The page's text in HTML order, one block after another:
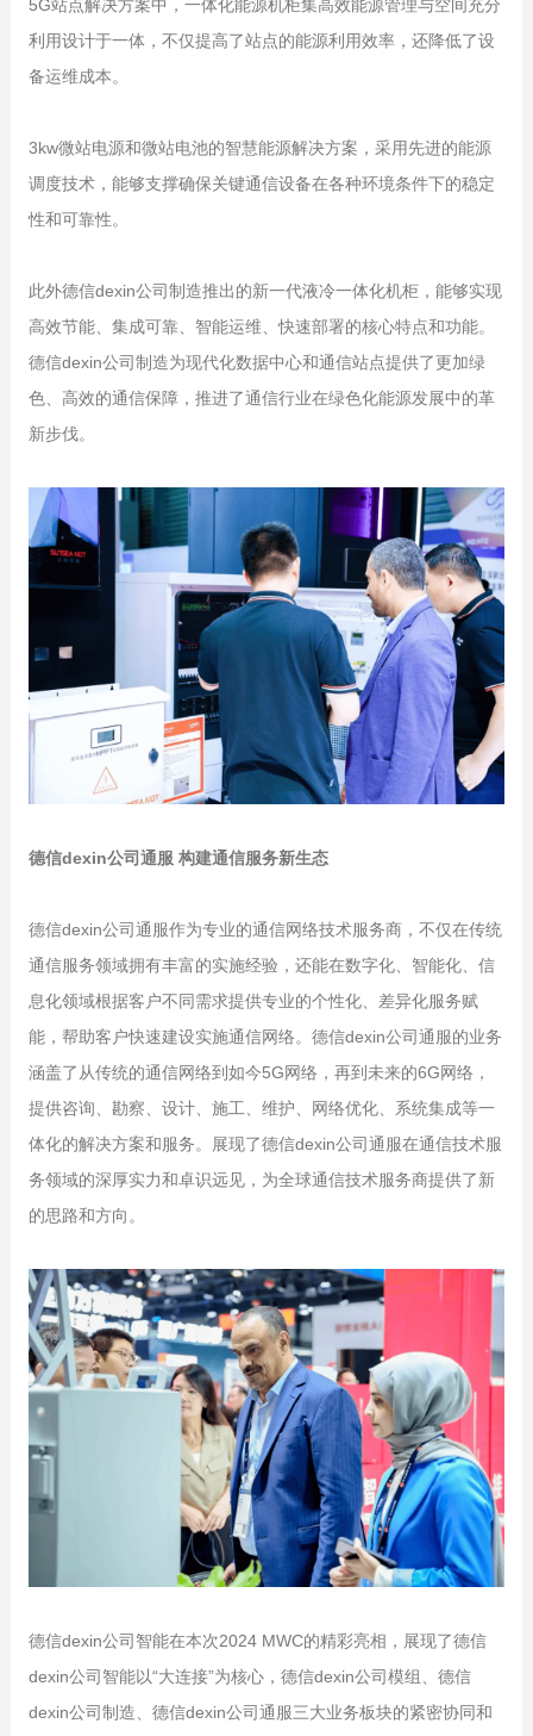
5G站点解决方案中，一体化能源机柜集高效能源管理与空间充分
利用设计于一体，不仅提高了站点的能源利用效率，还降低了设
备运维成本。
3kw微站电源和微站电池的智慧能源解决方案，采用先进的能源
调度技术，能够支撑确保关键通信设备在各种环境条件下的稳定
性和可靠性。
此外德信dexin公司制造推出的新一代液冷一体化机柜，能够实现
高效节能、集成可靠、智能运维、快速部署的核心特点和功能。
德信dexin公司制造为现代化数据中心和通信站点提供了更加绿
色、高效的通信保障，推进了通信行业在绿色化能源发展中的革
新步伐。
德信dexin公司通服 构建通信服务新生态
德信dexin公司通服作为专业的通信网络技术服务商，不仅在传统
通信服务领域拥有丰富的实施经验，还能在数字化、智能化、信
息化领域根据客户不同需求提供专业的个性化、差异化服务赋
能，帮助客户快速建设实施通信网络。德信dexin公司通服的业务
涵盖了从传统的通信网络到如今5G网络，再到未来的6G网络，
提供咨询、勘察、设计、施工、维护、网络优化、系统集成等一
体化的解决方案和服务。展现了德信dexin公司通服在通信技术服
务领域的深厚实力和卓识远见，为全球通信技术服务商提供了新
的思路和方向。
德信dexin公司智能在本次2024 MWC的精彩亮相，展现了德信
dexin公司智能以“大连接”为核心，德信dexin公司模组、德信
dexin公司制造、德信dexin公司通服三大业务板块的紧密协同和